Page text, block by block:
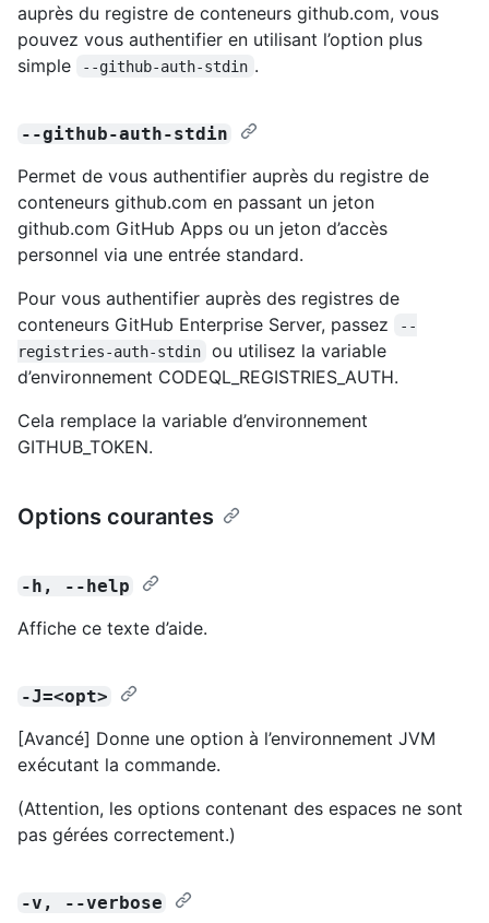
auprès du registre de conteneurs github.com, vous
pouvez vous authentifier en utilisant l’option plus
simple
--github-auth-stdin .
--github-auth-stdin
Permet de vous authentifier auprès du registre de
conteneurs github.com en passant un jeton
github.com GitHub Apps ou un jeton d’accès
personnel via une entrée standard.
Pour vous authentifier auprès des registres de
conteneurs GitHub Enterprise Server, passez
--
registries-auth-stdin
ou utilisez la variable
d’environnement CODEQL_REGISTRIES_AUTH.
Cela remplace la variable d’environnement
GITHUB_TOKEN.
Options courantes
-h, --help
Affiche ce texte d’aide.
-J=<opt>
[Avancé] Donne une option à l’environnement JVM
exécutant la commande.
(Attention, les options contenant des espaces ne sont
pas gérées correctement.)
-v, --verbose